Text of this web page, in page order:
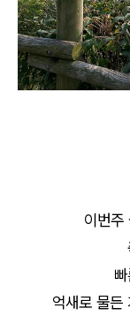
이번주
억새로 물든